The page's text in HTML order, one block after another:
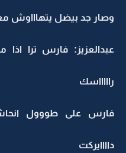
وصار جد بيضل يتهاااوش
عبدالعزيز: فارس ترا
راااااسك
فارس على طووول
داااايركت